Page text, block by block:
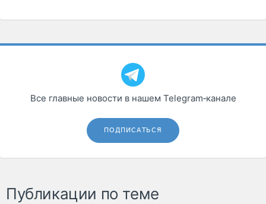
Все главные новости в нашем Telegram‑канале
ПОДПИСАТЬСЯ
Публикации по теме